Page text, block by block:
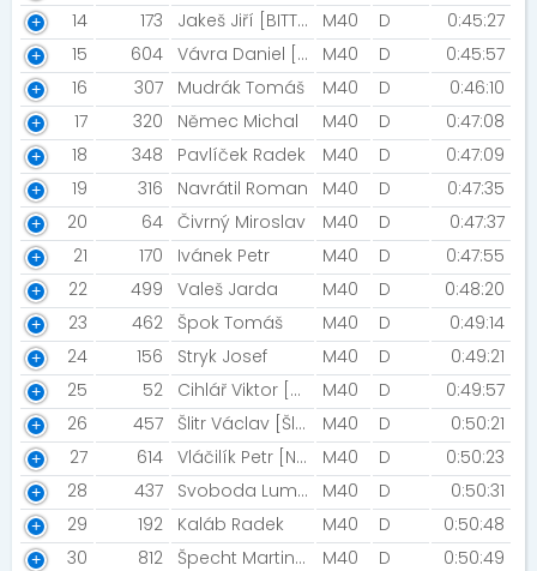
14
173 Jakeš Jiří [BITTERS SUPERIOR CYKLOLIVE TEAM] M40 D
0:45:27
15
604 Vávra Daniel [Vávrovi] M40 D
0:45:57
16
307 Mudrák Tomáš M40 D
0:46:10
17
320 Němec Michal M40 D
0:47:08
18
348 Pavlíček Radek M40 D
0:47:09
19
316 Navrátil Roman M40 D
0:47:35
20
64 Čivrný Miroslav M40 D
0:47:37
21
170 Ivánek Petr M40 D
0:47:55
22
499 Valeš Jarda M40 D
0:48:20
23
462 Špok Tomáš M40 D
0:49:14
24
156 Stryk Josef M40 D
0:49:21
25
52 Cihlář Viktor [SKRIPKOV RUN] M40 D
0:49:57
26
457 Šlitr Václav [Šlitříci] M40 D
0:50:21
27
614 Vláčilík Petr [Niva99] M40 D
0:50:23
28
437 Svoboda Lumír M40 D
0:50:31
29
192 Kaláb Radek M40 D
0:50:48
30
812 Špecht Martin [Innogy] M40 D
0:50:49